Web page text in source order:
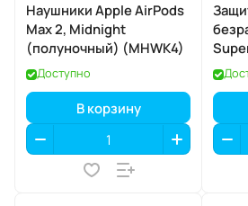
Наушники Apple AirPods
Max 2, Midnight
(полуночный) (MHWK4)
Доступно
В корзину